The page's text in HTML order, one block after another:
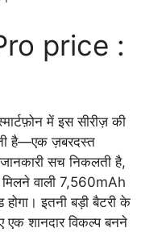
price :
में इस सीरीज़ की
है—एक ज़बरदस्त
सच निकलती है,
वाली 7,560mAh
इतनी बड़ी बैटरी के
एक शानदार विकल्प बनने